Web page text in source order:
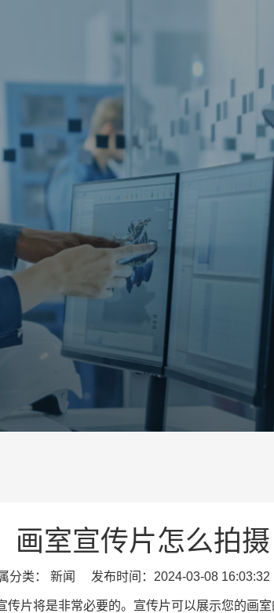
画室宣传片怎么拍摄
分类： 新闻 发布时间：2024-03-08
片将是非常必要的。宣传片可以展示您的画